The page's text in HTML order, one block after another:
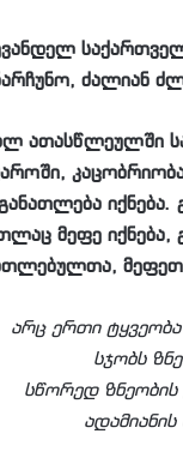
ძალიან
ათასწლეულში
მეფე იქნება,
არც ერთი
სჯობს
სწორედ ზნეობის